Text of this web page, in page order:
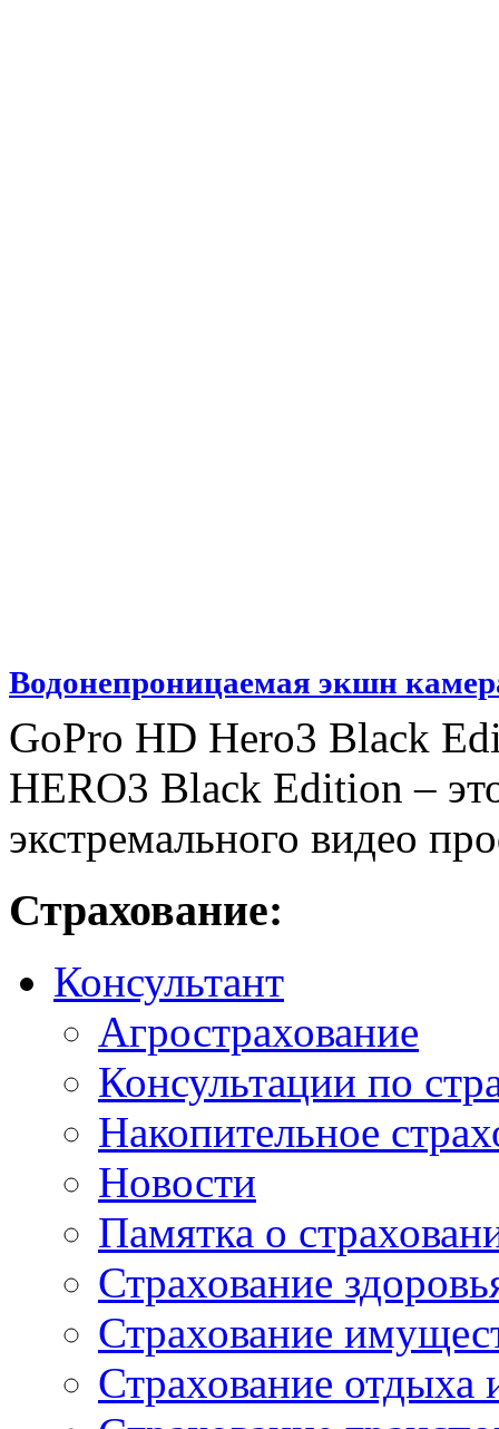
Водонепроницаемая экшн
GoPro HD Hero3 Black
HERO3 Black Edition –
экстремального видео
Страхование:
Консультант
Агрострахование
Консультации по
Накопительное
Новости
Памятка о
Страхование
Страхование
Страхование отдыха